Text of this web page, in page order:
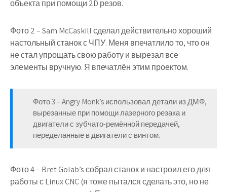
объекта при помощи 2D резов.
Фото 2 – Sam McCaskill сделал действительно хороший
настольный станок с ЧПУ. Меня впечатлило то, что он
не стал упрощать свою работу и вырезал все
элементы вручную. Я впечатлён этим проектом.
Фото 3 – Angry Monk’s использовал детали из ДМФ,
вырезанные при помощи лазерного резака и
двигатели с зубчато-ремённой передачей,
переделанные в двигатели с винтом.
Фото 4 – Bret Golab’s собрал станок и настроил его для
работы с Linux CNC (я тоже пытался сделать это, но не